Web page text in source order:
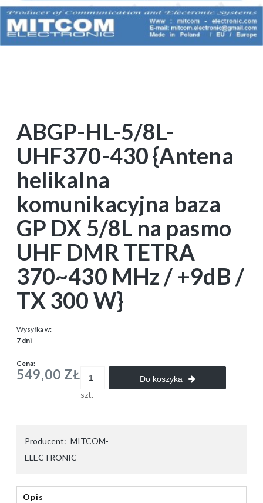
ABGP-HL-5/8L-
UHF370-430 {Antena
helikalna
komunikacyjna baza
GP DX 5/8L na pasmo
UHF DMR TETRA
370~430 MHz / +9dB /
TX 300 W}
Wysyłka w:
7 dni
Cena:
549,00 ZŁ
szt.
Do koszyka
Producent: MITCOM-
ELECTRONIC
Opis